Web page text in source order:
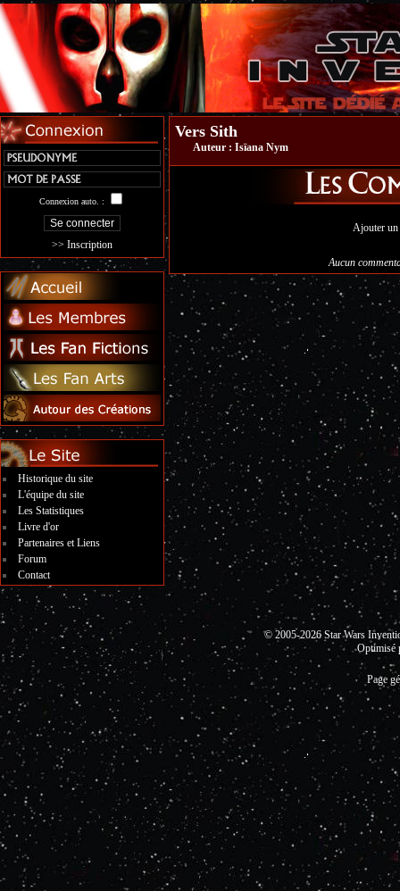
Connexion auto. :
>> Inscription
Historique du site
L'équipe du site
Les Statistiques
Livre d'or
Partenaires et Liens
Forum
Contact
Vers Sith
Auteur : Isïana Nym
Ajouter un
Aucun
© 2005-2026 Star Wars
Optimisé
Page